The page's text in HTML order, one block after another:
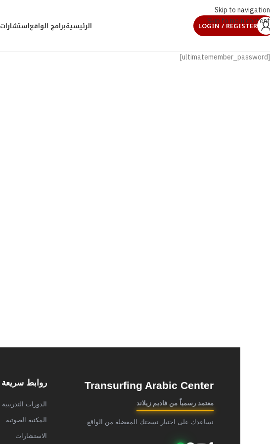
Skip to navigation
Skip to main content
LOGIN / REGISTER الرئيسيةبرامج الواقعاستشارات
[ultimatemember_password]
Transurfing Arabic Center
معتمد رسمياً من فاديم زيلاند
نساعدك على اختيار نسختك المفضلة من الواقع.
روابط سريعة
الدورات التدريبية
المكتبة الصوتية
الاستشارات